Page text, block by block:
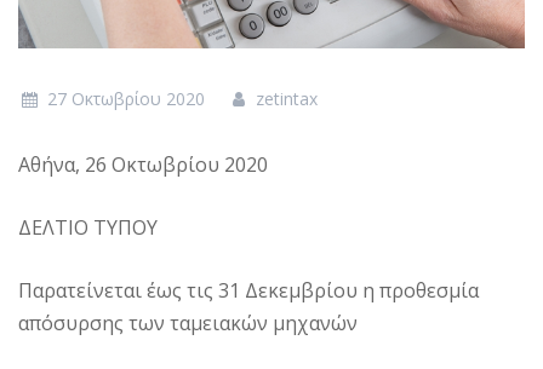
27 Οκτωβρίου 2020 zetintax
Αθήνα, 26 Οκτωβρίου 2020
ΔΕΛΤΙΟ ΤΥΠΟΥ
Παρατείνεται έως τις 31 Δεκεμβρίου η προθεσμία
απόσυρσης των ταμειακών μηχανών